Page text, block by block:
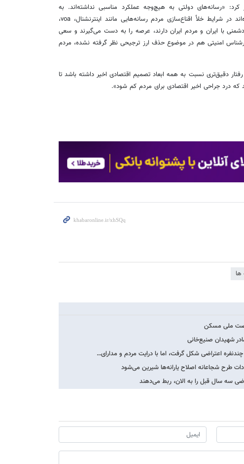
کرد: «رسانه‌های دولتی به هیچ‌وجه عملکرد مناسبی نداشته‌اند. به
هیچ‌وجه رسانه‌های دولتی مردم را قانع نکرده‌اند در شرایط خلأ اقناع‌سازی مردم رسانه‌هایی مانند اینترنشنال، voa،
با ایران و مردم ایران دارند، عرصه را به دست می‌گیرند و سعی
امنیتی هم در موضوع حذف ارز ترجیحی نظر گرفته نشده، مردم
دقیق‌تری نسبت به همه ابعاد تصمیم اقتصادی اخیر داشته باشد تا
که درد جراحی اخیر اقتصادی برای مردم کم شود».
​‌ها
نهضت ملی مسکن
شهیدان صنیع‌خانی
اعتراضی شکل گرفت، اما با درایت مردم و مدارای…
طرح شجاعانه اصلاح یارانه‌ها شیرین می‌شود
سه سال قبل را به الان، ربط می‌دهند